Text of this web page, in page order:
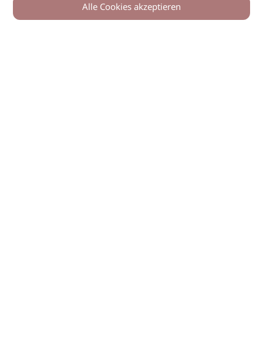
0
Alle Cookies akzeptieren